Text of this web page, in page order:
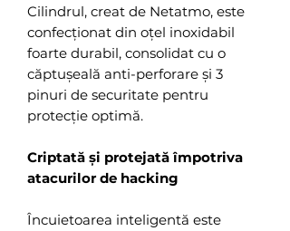
Cilindrul, creat de Netatmo, este
confecționat din oțel inoxidabil
foarte durabil, consolidat cu o
căptușeală anti-perforare și 3
pinuri de securitate pentru
protecție optimă.
Criptată și protejată împotriva
atacurilor de hacking
Încuietoarea inteligentă este